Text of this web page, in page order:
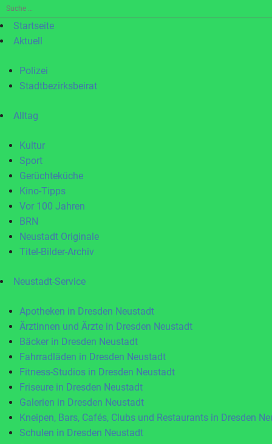
Suche
nach:Startseite
Aktuell
Polizei
Stadtbezirksbeirat
Alltag
Kultur
Sport
Gerüchteküche
Kino-Tipps
Vor 100 Jahren
BRN
Neustadt Originale
Titel-Bilder-Archiv
Neustadt-Service
Apotheken in Dresden Neustadt
Ärztinnen und Ärzte in Dresden Neustadt
Bäcker in Dresden Neustadt
Fahrradläden in Dresden Neustadt
Fitness-Studios in Dresden Neustadt
Friseure in Dresden Neustadt
Galerien in Dresden Neustadt
Kneipen, Bars, Cafés, Clubs und Restaurants in Dresden
Schulen in Dresden Neustadt